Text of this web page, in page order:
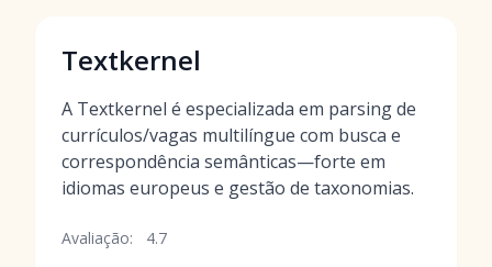
Textkernel
A Textkernel é especializada em parsing de
currículos/vagas multilíngue com busca e
correspondência semânticas—forte em
idiomas europeus e gestão de taxonomias.
Avaliação: 4.7